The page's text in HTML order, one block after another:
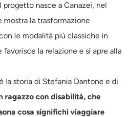
progetto nasce a Canazei, nel
mostra la trasformazione
le modalità più classiche in
la relazione e si apre alla
la storia di Stefania Dantone e di
ragazzo con disabilità, che
cosa significhi viaggiare